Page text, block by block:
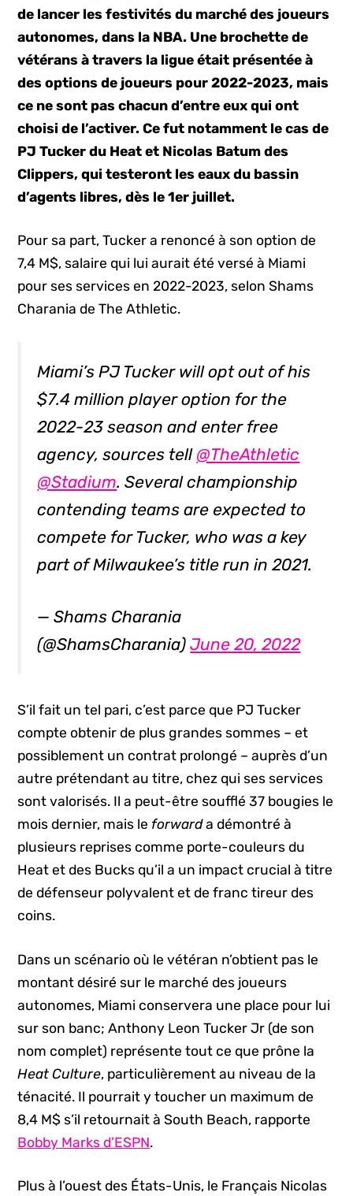
de lancer les festivités du marché des joueurs
autonomes, dans la NBA. Une brochette de
vétérans à travers la ligue était présentée à
des options de joueurs pour 2022-2023, mais
ce ne sont pas chacun d’entre eux qui ont
choisi de l’activer. Ce fut notamment le cas de
PJ Tucker du Heat et Nicolas Batum des
Clippers, qui testeront les eaux du bassin
d’agents libres, dès le 1er juillet.
Pour sa part, Tucker a renoncé à son option de
7,4 M$, salaire qui lui aurait été versé à Miami
pour ses services en 2022-2023, selon Shams
Charania de The Athletic.
Miami’s PJ Tucker will opt out of his
$7.4 million player option for the
2022-23 season and enter free
agency, sources tell @TheAthletic
@Stadium. Several championship
contending teams are expected to
compete for Tucker, who was a key
part of Milwaukee’s title run in 2021.
— Shams Charania
(@ShamsCharania)June 20, 2022
S’il fait un tel pari, c’est parce que PJ Tucker
compte obtenir de plus grandes sommes – et
possiblement un contrat prolongé – auprès d’un
autre prétendant au titre, chez qui ses services
sont valorisés. Il a peut-être soufflé 37 bougies le
mois dernier, mais le forwarda démontré à
plusieurs reprises comme porte-couleurs du
Heat et des Bucks qu’il a un impact crucial à titre
de défenseur polyvalent et de franc tireur des
coins.
Dans un scénario où le vétéran n’obtient pas le
montant désiré sur le marché des joueurs
autonomes, Miami conservera une place pour lui
sur son banc; Anthony Leon Tucker Jr (de son
nom complet) représente tout ce que prône la
Heat Culture, particulièrement au niveau de la
ténacité. Il pourrait y toucher un maximum de
8,4 M$ s’il retournait à South Beach, rapporte
Bobby Marks d’ESPN.
Plus à l’ouest des États-Unis, le Français Nicolas